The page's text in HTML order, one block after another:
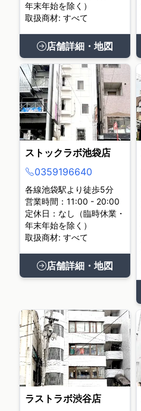
年末年始を除く）
取扱商材: すべて
店舗詳細・地図
ストックラボ池袋店
0359196640
各線池袋駅より徒歩5分
営業時間：11:00 - 20:00
定休日：なし（臨時休業・
年末年始を除く）
取扱商材: すべて
店舗詳細・地図
ラストラボ渋谷店